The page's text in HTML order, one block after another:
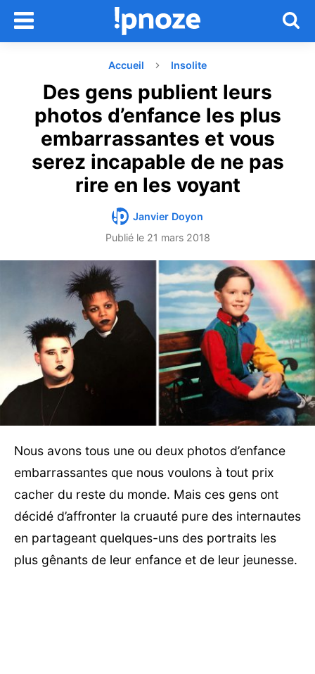
Accueil Insolite
Des gens publient leurs
photos d’enfance les plus
embarrassantes et vous
serez incapable de ne pas
rire en les voyant
Janvier Doyon
Publié le 21 mars 2018
Nous avons tous une ou deux photos d’enfance
embarrassantes que nous voulons à tout prix
cacher du reste du monde. Mais ces gens ont
décidé d’affronter la cruauté pure des internautes
en partageant quelques-uns des portraits les
plus gênants de leur enfance et de leur jeunesse.